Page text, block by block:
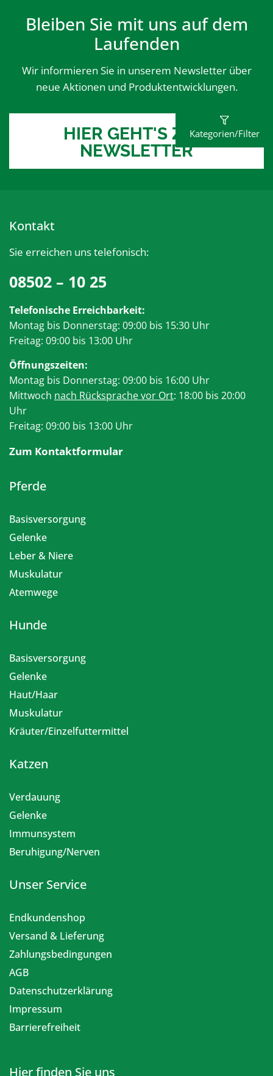
Kategorien/Filter
Bleiben Sie mit uns auf dem
Laufenden
Wir informieren Sie in unserem Newsletter über
neue Aktionen und Produktentwicklungen.
HIER GEHT'S ZUM
NEWSLETTER
Kontakt
Sie erreichen uns telefonisch:
08502 – 10 25
Telefonische Erreichbarkeit:
Montag bis Donnerstag: 09:00 bis 15:30 Uhr
Freitag: 09:00 bis 13:00 Uhr
Öffnungszeiten:
Montag bis Donnerstag: 09:00 bis 16:00 Uhr
Mittwoch nach Rücksprache vor Ort: 18:00 bis 20:00
Uhr
Freitag: 09:00 bis 13:00 Uhr
Zum Kontaktformular
Pferde
Basisversorgung
Gelenke
Leber & Niere
Muskulatur
Atemwege
Hunde
Basisversorgung
Gelenke
Haut/Haar
Muskulatur
Kräuter/Einzelfuttermittel
Katzen
Verdauung
Gelenke
Immunsystem
Beruhigung/Nerven
Unser Service
Endkundenshop
Versand & Lieferung
Zahlungsbedingungen
AGB
Datenschutzerklärung
Impressum
Barrierefreiheit
Hier finden Sie uns